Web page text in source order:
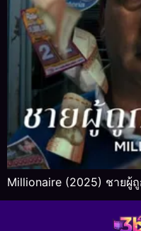
Millionaire (2025) ชายผู้